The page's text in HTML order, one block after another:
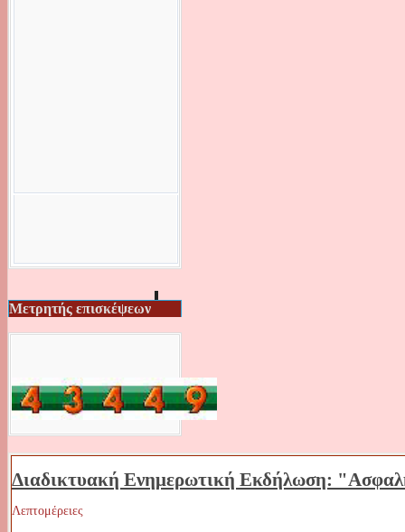
Μετρητής επισκέψεων
Διαδικτυακή Ενημερωτική Εκδήλωση:
Λεπτομέρειες